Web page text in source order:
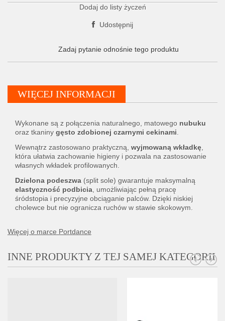
Dodaj do listy życzeń
Udostępnij
Zadaj pytanie odnośnie tego produktu
WIĘCEJ INFORMACJI
Wykonane są z połączenia naturalnego, matowego nubuku
oraz tkaniny gęsto zdobionej czarnymi cekinami
Wewnątrz zastosowano praktyczną, wyjmowaną wkładkę
która ułatwia zachowanie higieny i pozwala na zastosowanie
własnych wkładek profilowanych.
Dzielona podeszwa (split sole) gwarantuje maksymalną
elastyczność podbicia , umożliwiając pełną pracę
śródstopia i precyzyjne obciąganie palców. Dzięki niskiej
cholewce but nie ogranicza ruchów w stawie skokowym.
Więcej o marce Portdance
INNE PRODUKTY Z TEJ SAMEJ KATEGORII